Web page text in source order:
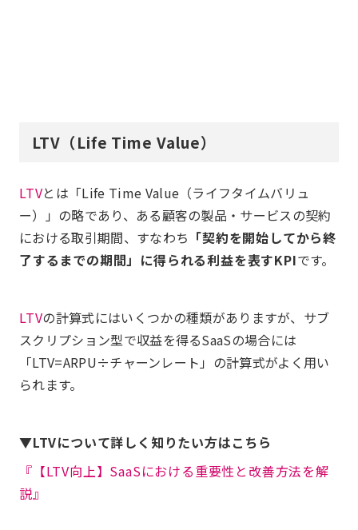
LTV（Life Time Value）
LTVとは「Life Time Value（ライフタイムバリュ
ー）」の略であり、ある顧客の製品・サービスの契約
における取引期間、すなわち 「契約を開始してから終
了するまでの期間」に得られる利益を表すKPIです。
LTVの計算式にはいくつかの種類がありますが、サブ
スクリプション型で収益を得るSaaSの場合には
「LTV=ARPU÷チャーンレート」の計算式がよく用い
られます。
▼LTVについて詳しく知りたい方はこちら
『【LTV向上】SaaSにおける重要性と改善方法を解
説』